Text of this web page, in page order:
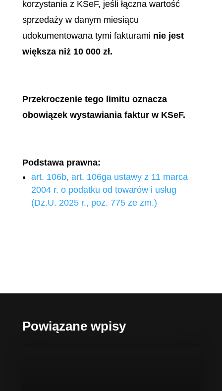
korzystania z KSeF, jeśli łączna wartość
sprzedaży w danym miesiącu
udokumentowana tymi fakturami nie jest
większa niż 10 000 zł.
Przekroczenie tego limitu oznacza
obowiązek wystawiania faktur w KSeF.
Podstawa prawna:
art. 106b, art. 106ga ustawy z 11 marca
2004 r. o podatku od towarów i usług
(Dz.U. 2025 r., poz. 775 ze zm.)
Powiązane wpisy